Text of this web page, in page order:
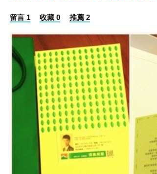
留言 1 收藏 0 推薦 2